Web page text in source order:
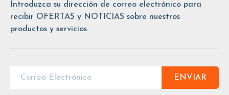
Introduzca su dirección de correo electrónico para
recibir OFERTAS y NOTICIAS sobre nuestros
productos y servicios.
ENVIAR